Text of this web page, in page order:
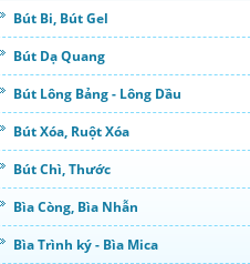
Bút Bi, Bút Gel
Bút Dạ Quang
Bút Lông Bảng - Lông Dầu
Bút Xóa, Ruột Xóa
Bút Chì, Thước
Bìa Còng, Bìa Nhẫn
Bìa Trình ký - Bìa Mica